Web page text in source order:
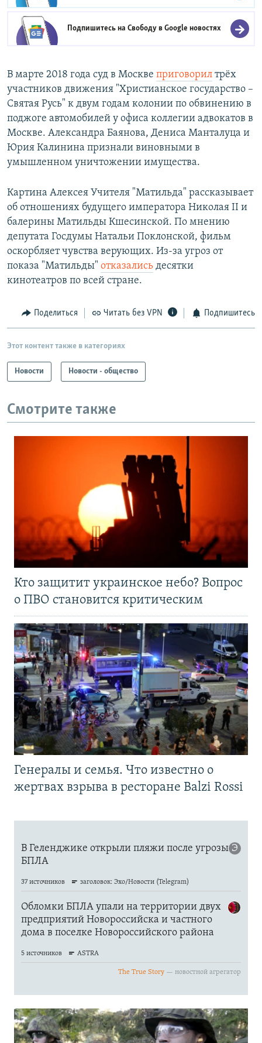
Подпишитесь на Свободу вGoogle новостях
В марте 2018 года суд в Москве приговорил трёх
участников движения "Христианское государство –
Святая Русь" к двум годам колонии по обвинению в
поджоге автомобилей у офиса коллегии адвокатов в
Москве. Александра Баянова, Дениса Манталуца и
Юрия Калинина признали виновными в
умышленном уничтожении имущества.
Картина Алексея Учителя "Матильда" рассказывает
об отношениях будущего императора Николая II и
балерины Матильды Кшесинской. По мнению
депутата Госдумы Натальи Поклонской, фильм
оскорбляет чувства верующих. Из-за угроз от
показа "Матильды" отказались десятки
кинотеатров по всей стране.
Поделиться Читать без VPN Подпишитесь
Этот контент также в категориях
Новости Новости - общество
Смотрите также
Кто защитит украинское небо? Вопрос
о ПВО становится критическим
Генералы и семья. Что известно о
жертвах взрыва в ресторане Balzi Rossi